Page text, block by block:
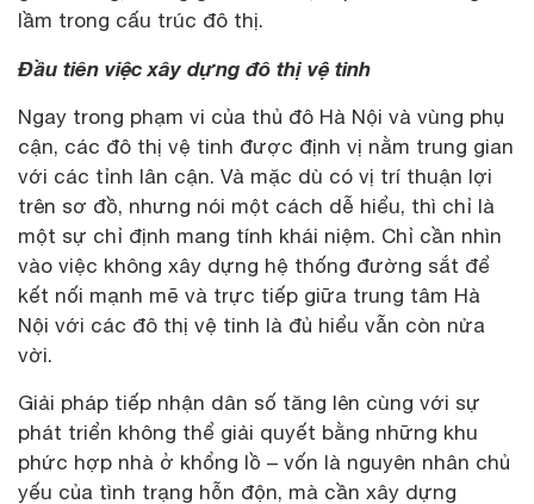
lầm trong cấu trúc đô thị.
Đầu tiên việc xây dựng đô thị vệ tinh
Ngay trong phạm vi của thủ đô Hà Nội và vùng phụ
cận, các đô thị vệ tinh được định vị nằm trung gian
với các tỉnh lân cận. Và mặc dù có vị trí thuận lợi
trên sơ đồ, nhưng nói một cách dễ hiểu, thì chỉ là
một sự chỉ định mang tính khái niệm. Chỉ cần nhìn
vào việc không xây dựng hệ thống đường sắt để
kết nối mạnh mẽ và trực tiếp giữa trung tâm Hà
Nội với các đô thị vệ tinh là đủ hiểu vẫn còn nửa
vời.
Giải pháp tiếp nhận dân số tăng lên cùng với sự
phát triển không thể giải quyết bằng những khu
phức hợp nhà ở khổng lồ – vốn là nguyên nhân chủ
yếu của tình trạng hỗn độn, mà cần xây dựng